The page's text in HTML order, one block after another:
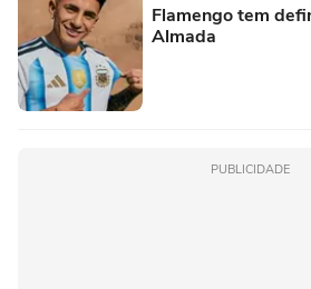
Flamengo tem
Almada
PUBLICIDADE